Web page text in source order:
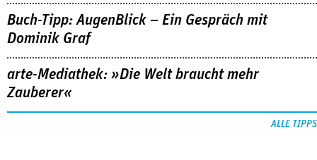
Buch-Tipp: AugenBlick – Ein Gespräch mit
Dominik Graf
arte-Mediathek: »Die Welt braucht mehr
Zauberer«
ALLE TIPPS